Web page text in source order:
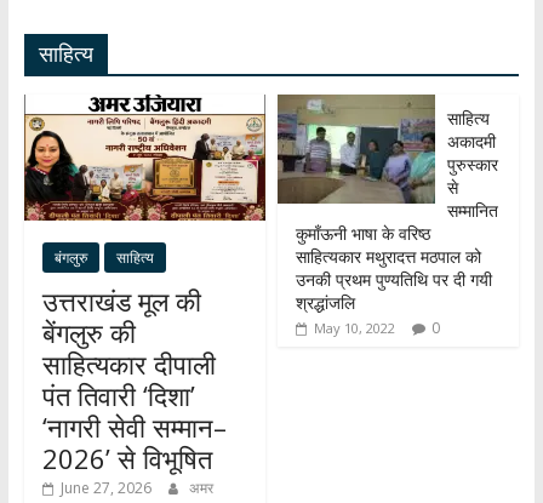
A
p
p
o
k
m
e
dI
n
साहित्य
बंगलुरु साहित्य
उत्तराखंड मूल की
बेंगलुरु की
साहित्यकार दीपाली
पंत तिवारी ‘दिशा’
‘नागरी सेवी सम्मान–
2026’ से विभूषित
June 27, 2026
अमर
साहित्य
अकादमी
पुरुस्कार
से
सम्मानित
कुमाँऊनी भाषा के वरिष्ठ
साहित्यकार मथुरादत्त मठपाल को
उनकी प्रथम पुण्यतिथि पर दी गयी
श्रद्धांजलि
May 10, 2022 0